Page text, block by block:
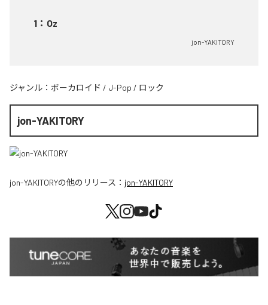
1 ： Oz
jon-YAKITORY
ジャンル： ボーカロイド / J-Pop / ロック
jon-YAKITORY
jon-YAKITORYの他のリリース： jon-YAKITORY